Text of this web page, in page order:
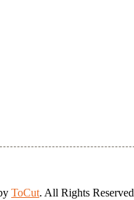
ToCut. All Rights Reserved